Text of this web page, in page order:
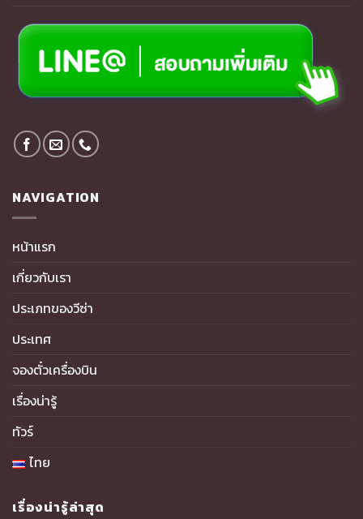
NAVIGATION
หน้าแรก
เกี่ยวกับเรา
ประเภทของวีซ่า
ประเทศ
จองตั๋วเครื่องบิน
เรื่องน่ารู้
ทัวร์
ไทย
เรื่องน่ารู้ล่าสุด